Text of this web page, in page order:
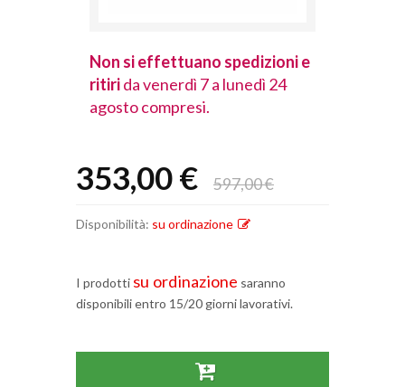
Non si effettuano spedizioni e
ritirida venerdì 7 a lunedì 24
agosto compresi.
353,00 € 597,00 €
Disponibilità: su ordinazione
I prodotti su ordinazione saranno
disponibili entro 15/20 giorni lavorativi.